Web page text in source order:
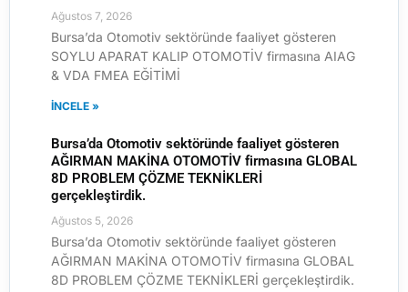
Ağustos 7, 2026
Bursa’da Otomotiv sektöründe faaliyet gösteren
SOYLU APARAT KALIP OTOMOTİV firmasına AIAG
& VDA FMEA EĞİTİMİ
İNCELE »
Bursa’da Otomotiv sektöründe faaliyet gösteren
AĞIRMAN MAKİNA OTOMOTİV firmasına GLOBAL
8D PROBLEM ÇÖZME TEKNİKLERİ
gerçekleştirdik.
Ağustos 5, 2026
Bursa’da Otomotiv sektöründe faaliyet gösteren
AĞIRMAN MAKİNA OTOMOTİV firmasına GLOBAL
8D PROBLEM ÇÖZME TEKNİKLERİ gerçekleştirdik.